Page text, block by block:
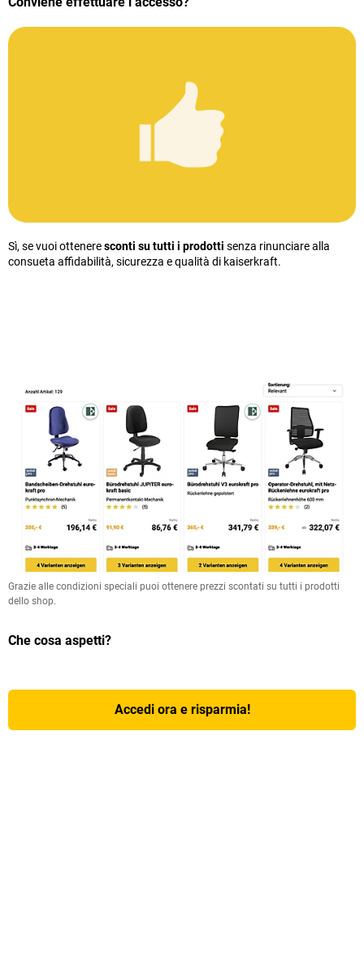
Sì, se vuoi otteneresconti su tutti i prodotti senza rinunciare alla
consueta affidabilità, sicurezza e qualità di kaiserkraft.
Grazie alle condizioni speciali puoi ottenere prezzi scontati su tutti i prodotti
dello shop.
Che cosa aspetti?
Accedi ora e risparmia!